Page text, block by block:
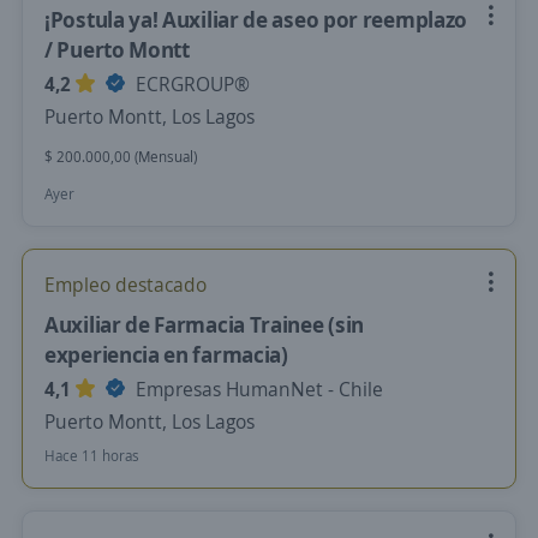
¡Postula ya! Auxiliar de aseo por reemplazo
/ Puerto Montt
4,2
ECRGROUP®️
Puerto Montt, Los Lagos
$ 200.000,00 (Mensual)
Ayer
Empleo destacado
Auxiliar de Farmacia Trainee (sin
experiencia en farmacia)
4,1
Empresas HumanNet - Chile
Puerto Montt, Los Lagos
Hace 11 horas